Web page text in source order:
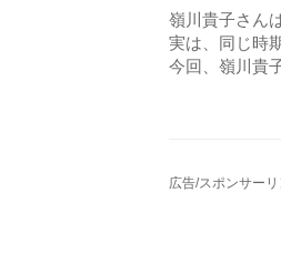
嶺川貴子さん
実は、同じ時
今回、嶺川貴
広告/スポンサーリ